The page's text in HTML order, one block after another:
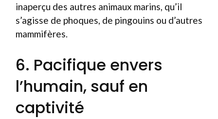
inaperçu des autres animaux marins, qu’il
s’agisse de phoques, de pingouins ou d’autres
mammifères.
6. Pacifique envers
l’humain, sauf en
captivité